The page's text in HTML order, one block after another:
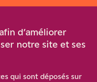
d’améliorer
notre site et ses
qui sont déposés sur